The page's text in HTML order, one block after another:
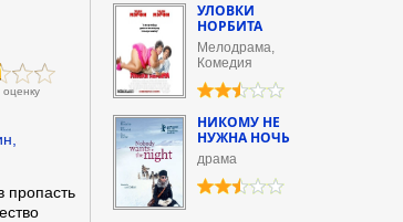
оценку
пропасть
УЛОВКИ
НОРБИТА
Мелодрама,
Комедия
НИКОМУ НЕ
НУЖНА НОЧЬ
драма